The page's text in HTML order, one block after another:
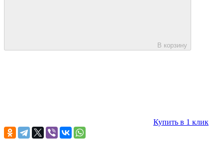
В корзину
Купить в 1 клик